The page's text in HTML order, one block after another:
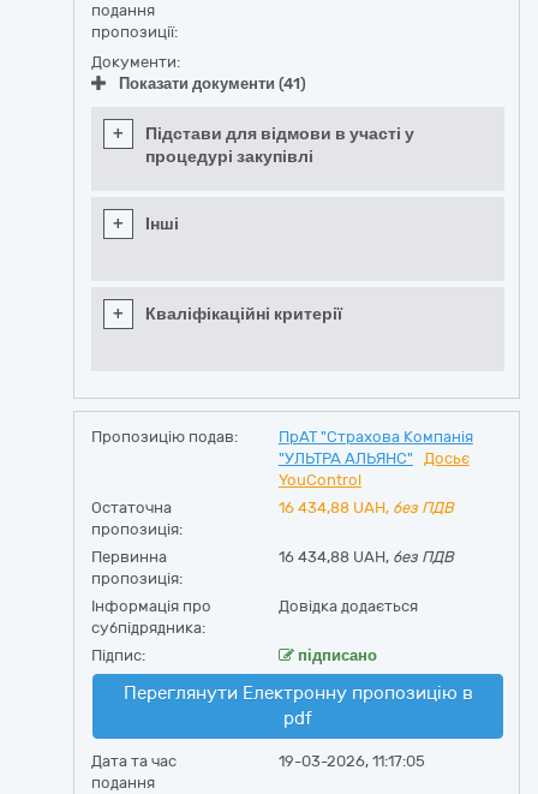
подання
пропозиції:
Документи:
Показати документи (41)
+
Підстави для відмови в участі у
процедурі закупівлі
+ Інші
+ Кваліфікаційні критерії
Пропозицію подав:
ПрАТ "Страхова Компанія
"УЛЬТРА АЛЬЯНС"
Досьє
YouControl
Остаточна
пропозиція:
16 434,88 UAH, без ПДВ
Первинна
пропозиція:
16 434,88 UAH, без ПДВ
Інформація про
субпідрядника:
Довідка додається
Підпис: підписано
Переглянути Електронну пропозицію в
pdf
Дата та час
подання
19-03-2026, 11:17:05